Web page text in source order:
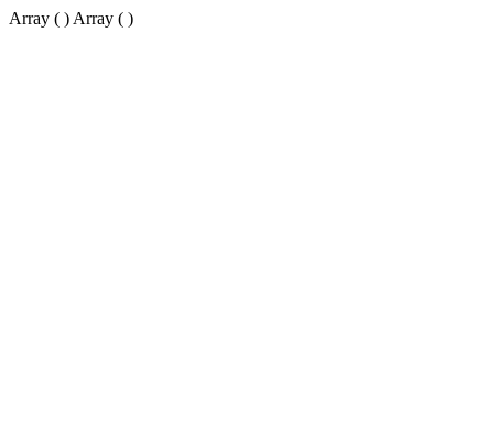
Array ( ) Array ( )